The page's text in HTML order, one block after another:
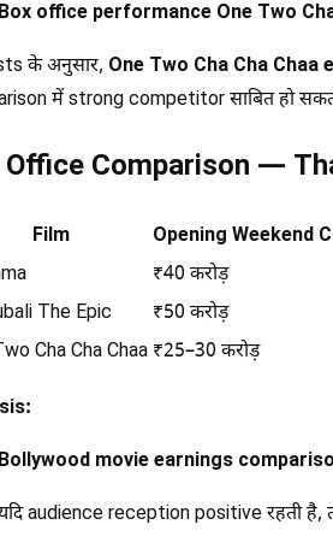
Box office performance One Two
के अनुसार, One Two Cha Cha
में strong competitor साबित हो
Office Comparison —
Film Opening Weekend
₹40 करोड़
The Epic
₹50 करोड़
Cha Cha Chaa ₹25–30 करोड़
Bollywood movie earnings
audience reception positive रहती है,